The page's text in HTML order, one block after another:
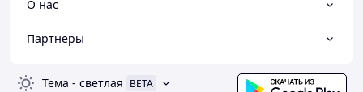
О нас
Партнеры
Тема - светлая BETA